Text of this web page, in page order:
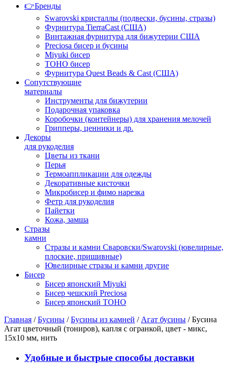
👉Бренды
Swarovski кристаллы (подвески, бусины, стразы)
Фурнитура TierraCast (США)
Винтажная фурнитура для бижутерии США
Preciosa бисер и бусины
Miyuki бисер
TOHO бисер
Фурнитура Quest Beads & Cast (США)
Сопутствующие
материалы
Инструменты для бижутерии
Подарочная упаковка
Коробочки (контейнеры) для хранения мелочей
Грипперы, ценники и др.
Декоры
для рукоделия
Цветы из ткани
Перья
Термоаппликации для одежды
Декоративные кисточки
Микробисер и фимо нарезка
Фетр для рукоделия
Пайетки
Кожа, замша
Стразы
камни
Стразы и камни Сваровски/Swarovski (ювелирные,
плоские, пришивные)
Ювелирные стразы и камни другие
Бисер
Бисер японский Miyuki
Бисер чешский Preciosa
Бисер японский TOHO
Главная /Бусины /Бусины из камней / Агат бусины / Бусина
Агат цветочный (тониров), капля с огранкой, цвет - микс,
15х10 мм, нить
Удобные и быстрые способы доставки